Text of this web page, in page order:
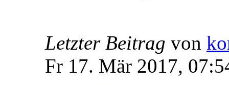
Letzter Beitrag von
Fr 17. Mär 2017,